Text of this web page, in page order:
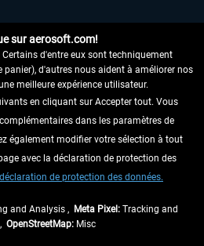
LES DERNIÈRES
sur aerosoft.com!
d'entre eux sont techniquement
panier), d'autres nous aident à améliorer nos
meilleure expérience utilisateur.
en cliquant sur Accepter tout. Vous
dans les paramètres de
également modifier votre sélection à tout
avec la déclaration de protection des
de protection des données.
and Analysis , Meta Pixel: Tracking and
OpenStreetMap:Misc